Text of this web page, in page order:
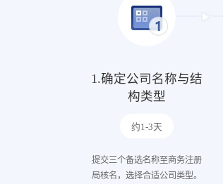
1.确定公司名称与结
构类型
约1-3天
提交三个备选名称至商务注册
局核名，选择合适公司类型。